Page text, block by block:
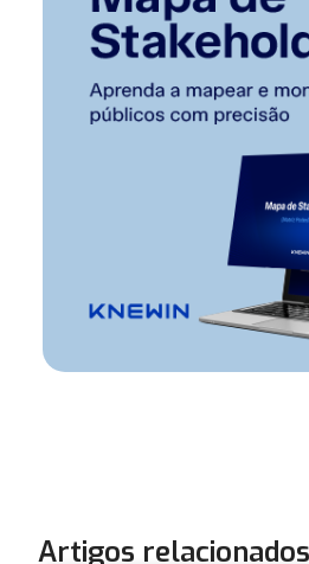
Artigos relacionados